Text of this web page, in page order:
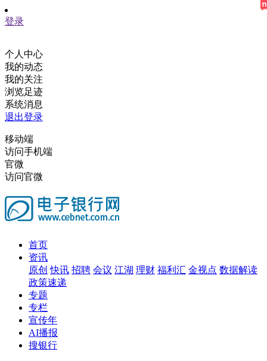
登录
个人中心
我的动态
我的关注
浏览足迹
系统消息
退出登录
移动端
访问手机端
官微
访问官微
首页
资讯
原创 快讯 招聘 会议 江湖 理财 福利汇 金视点 数据解读
政策速递
专题
专栏
宣传年
AI播报
搜银行